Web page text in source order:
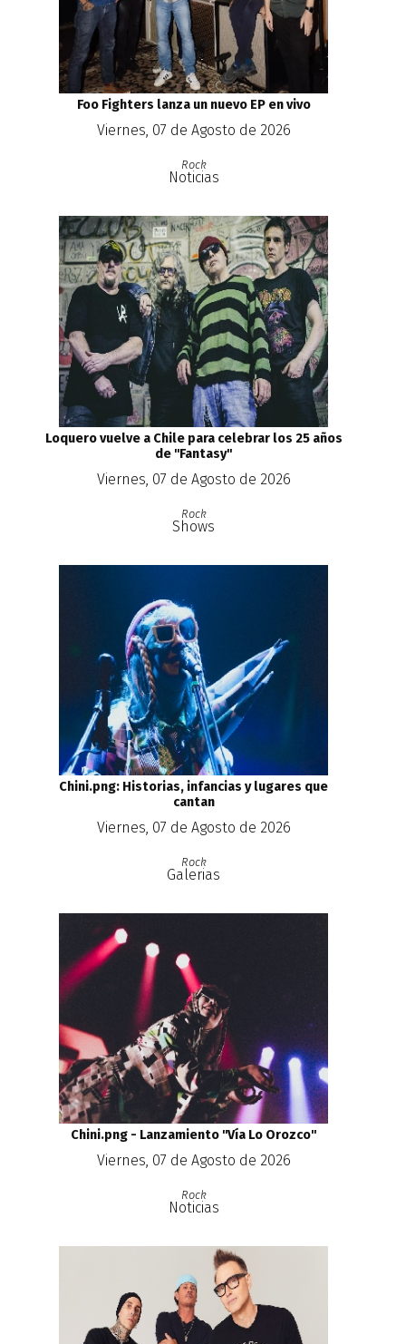
Foo Fighters lanza un nuevo EP en vivo
Viernes, 07 de Agosto de 2026
Rock
Noticias
Loquero vuelve a Chile para celebrar los 25 años
de ''Fantasy''
Viernes, 07 de Agosto de 2026
Rock
Shows
Chini.png: Historias, infancias y lugares que
cantan
Viernes, 07 de Agosto de 2026
Rock
Galerias
Chini.png - Lanzamiento ''Vía Lo Orozco''
Viernes, 07 de Agosto de 2026
Rock
Noticias